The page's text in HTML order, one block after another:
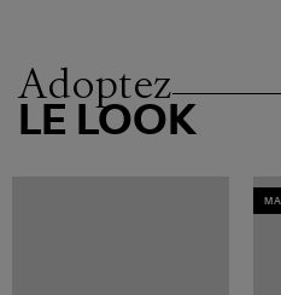
Adoptez
LE LOOK